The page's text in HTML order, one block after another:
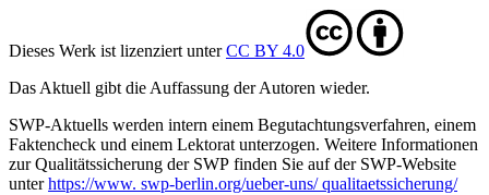
Dieses Werk ist lizenziert unterCC BY 4.0
Das Aktuell gibt die Auf­fassung der Autoren wieder.
SWP-Aktuells werden intern einem Begutachtungsverfah­ren, einem
Faktencheck und einem Lektorat unterzogen. Weitere Informationen
zur Qualitätssicherung der SWP finden Sie auf der SWP-Website
unterhttps://www. swp-berlin.org/ueber-uns/ qualitaetssicherung/